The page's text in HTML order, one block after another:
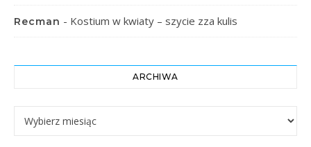
Recman - Kostium w kwiaty – szycie zza kulis
ARCHIWA
Archiwa